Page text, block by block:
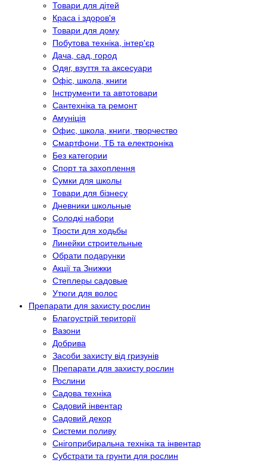
Товари для дітей
Краса і здоров'я
Товари для дому
Побутова техніка, інтер'єр
Дача, сад, город
Одяг, взуття та аксесуари
Офіс, школа, книги
Інструменти та автотовари
Сантехніка та ремонт
Амуніція
Офис, школа, книги, творчество
Смартфони, ТБ та електроніка
Без категории
Спорт та захоплення
Сумки для школы
Товари для бізнесу
Дневники школьные
Солодкі набори
Трости для ходьбы
Линейки строительные
Обрати подарунки
Акції та Знижки
Степлеры садовые
Утюги для волос
Препарати для захисту рослин
Благоустрій території
Вазони
Добрива
Засоби захисту від гризунів
Препарати для захисту рослин
Рослини
Садова техніка
Садовий інвентар
Садовий декор
Системи поливу
Снігоприбиральна техніка та інвентар
Субстрати та грунти для рослин